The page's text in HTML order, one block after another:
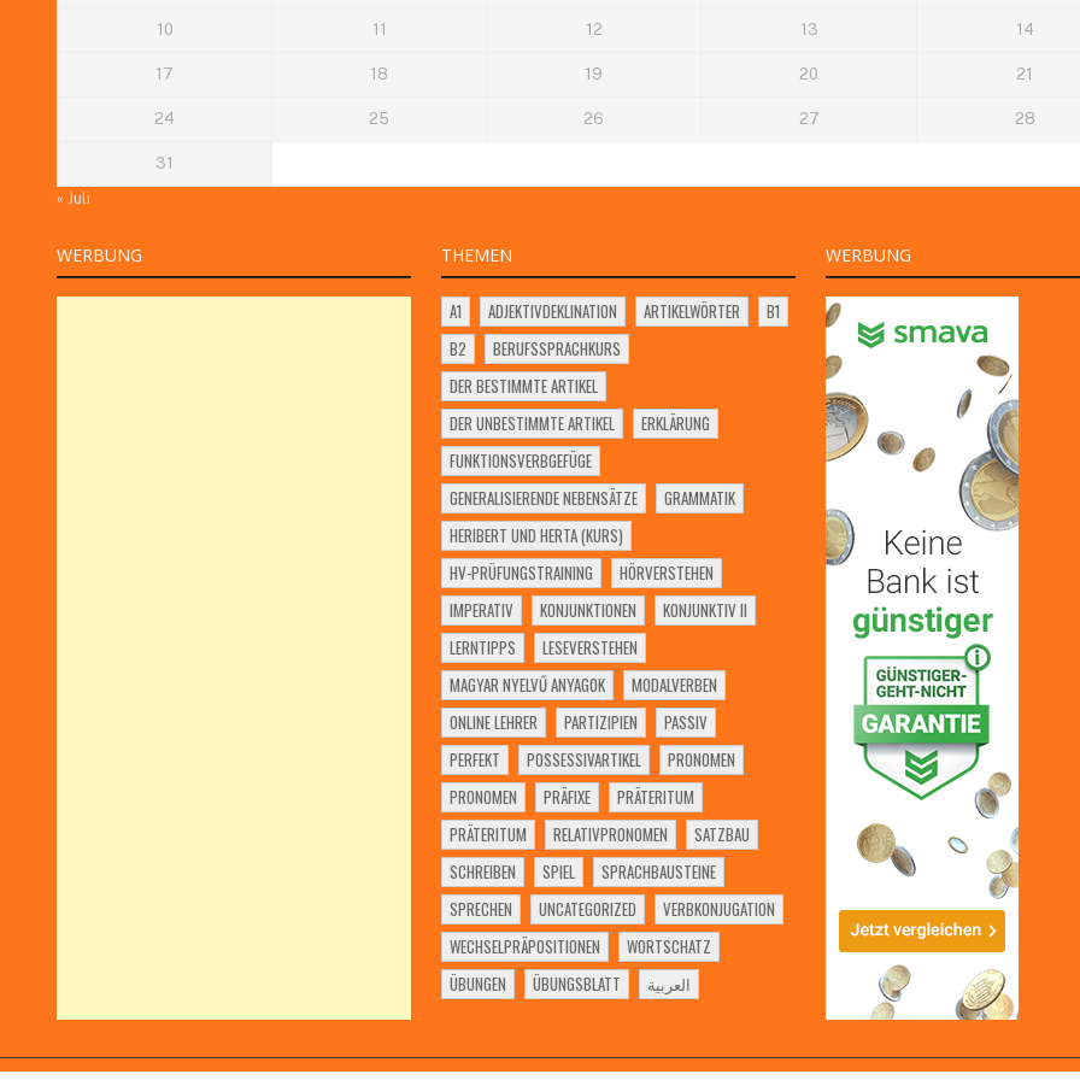
10 11 12 13 14
17 18 19 20 21
24 25 26 27 28
31
« Juli
WERBUNG THEMEN
A1 ADJEKTIVDEKLINATION ARTIKELWÖRTER
B1
B2
BERUFSSPRACHKURS
DER BESTIMMTE ARTIKEL
DER UNBESTIMMTE ARTIKEL
ERKLÄRUNG
FUNKTIONSVERBGEFÜGE
GENERALISIERENDE NEBENSÄTZE
GRAMMATIK
HERIBERT UND HERTA (KURS)
HV-PRÜFUNGSTRAINING
HÖRVERSTEHEN
IMPERATIV
KONJUNKTIONEN
KONJUNKTIV II
LERNTIPPS
LESEVERSTEHEN
MAGYAR NYELVŰ ANYAGOK
MODALVERBEN
ONLINE LEHRER
PARTIZIPIEN
PASSIV
PERFEKT
POSSESSIVARTIKEL
PRONOMEN
PRONOMEN
PRÄFIXE
PRÄTERITUM
PRÄTERITUM
RELATIVPRONOMEN
SATZBAU
SCHREIBEN
SPIEL
SPRACHBAUSTEINE
SPRECHEN
UNCATEGORIZED
VERBKONJUGATION
WECHSELPRÄPOSITIONEN
WORTSCHATZ
ÜBUNGEN
ÜBUNGSBLATT العربية
WERBUNG